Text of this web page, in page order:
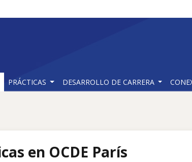
PRÁCTICAS DESARROLLO DE CARRERA
en OCDE París